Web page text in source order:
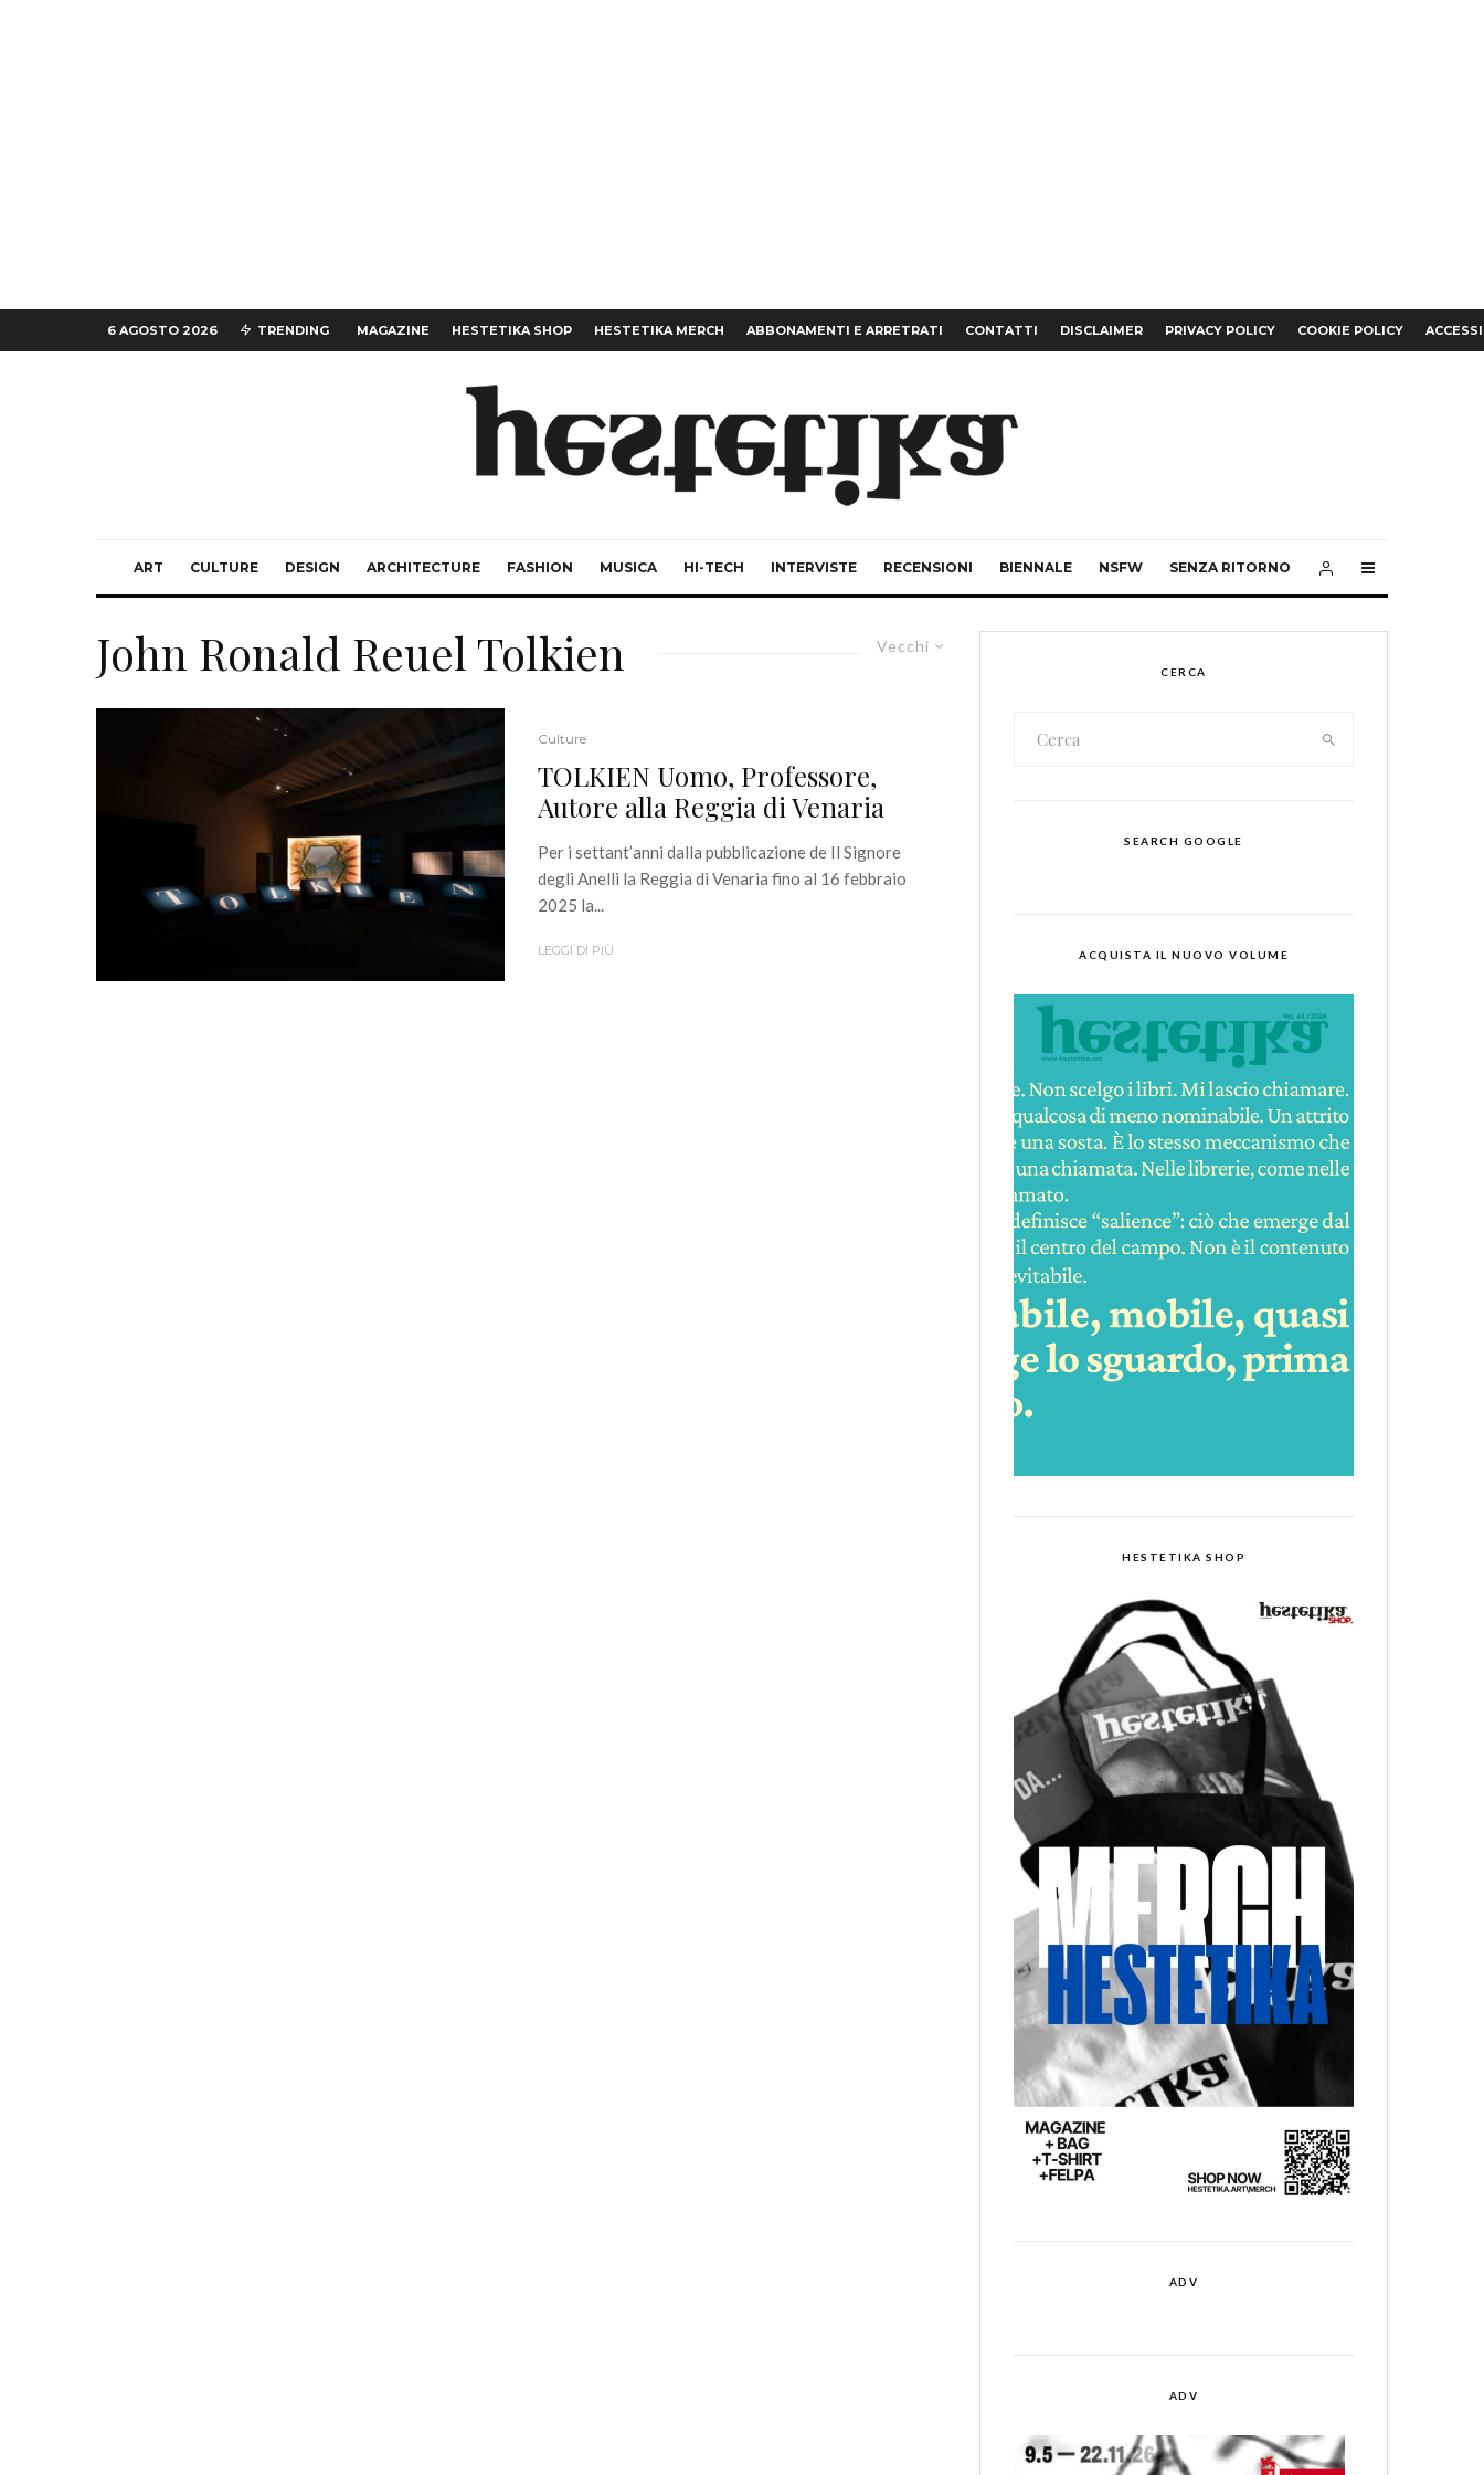
6 AGOSTO 2026 TRENDING MAGAZINE HESTETIKA SHOP HESTETIKA MERCH ABBONAMENTI E ARRETRATI CONTATTI DISCLAIMER PRIVACY POLICY COOKIE POLICY
ART CULTURE DESIGN ARCHITECTURE FASHION MUSICA HI-TECH INTERVISTE RECENSIONI BIENNALE NSFW SENZA RITORNO
Vecchi
John Ronald Reuel Tolkien
Culture
TOLKIEN Uomo, Professore,
Autore alla Reggia di Venaria
Per i settant’anni dalla pubblicazione de Il Signore
degli Anelli la Reggia di Venaria fino al 16 febbraio
2025 la...
LEGGI DI PIÙ
CERCA
SEARCH GOOGLE
ACQUISTA IL NUOVO VOLUME
HESTETIKA SHOP
ADV
ADV